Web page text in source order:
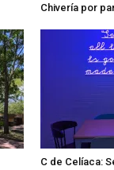
Chivería por
C de Celíaca: